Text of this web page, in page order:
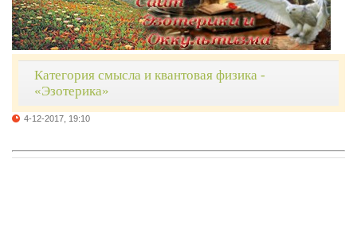
Категория смысла и квантовая физика -
«Эзотерика»
4-12-2017, 19:10